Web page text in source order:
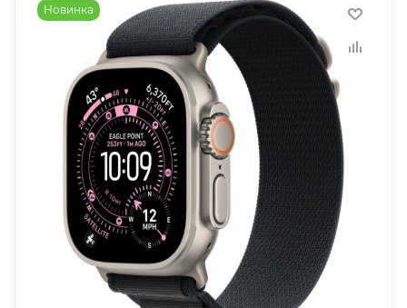
Новинка